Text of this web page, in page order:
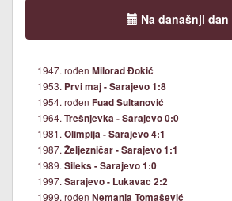
Na današnji dan
1947. rođen Milorad Đokić
1953. Prvi maj - Sarajevo 1:8
1954. rođen Fuad Sultanović
1964. Trešnjevka - Sarajevo 0:0
1981. Olimpija - Sarajevo 4:1
1987. Željezničar - Sarajevo 1:1
1989. Sileks - Sarajevo 1:0
1997. Sarajevo - Lukavac 2:2
1999. rođen Nemanja Tomašević